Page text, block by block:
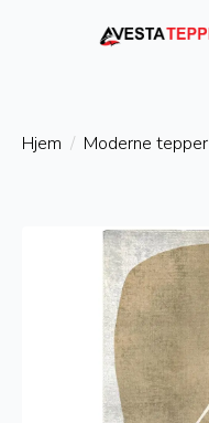
Hjem Moderne tepper